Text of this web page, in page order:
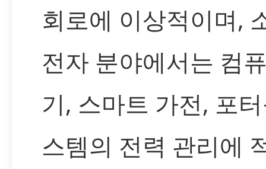
회로에 이상적이며,
전자 분야에서는 컴
기, 스마트 가전, 포
스템의 전력 관리에